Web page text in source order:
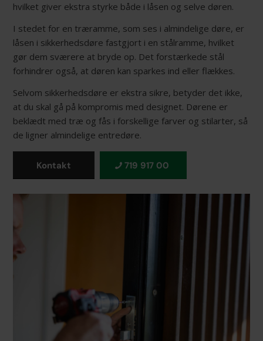
hvilket giver ekstra styrke både i låsen og selve døren.
I stedet for en træramme, som ses i almindelige døre, er
låsen i sikkerhedsdøre fastgjort i en stålramme, hvilket
gør dem sværere at bryde op. Det forstærkede stål
forhindrer også, at døren kan sparkes ind eller flækkes.
Selvom sikkerhedsdøre er ekstra sikre, betyder det ikke,
at du skal gå på kompromis med designet. Dørene er
beklædt med træ og fås i forskellige farver og stilarter, så
de ligner almindelige entredøre.
Kontakt 719 917 00